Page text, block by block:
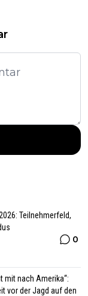
Teilnehmerfeld,
0
mit nach Amerika“:
vor der Jagd auf den